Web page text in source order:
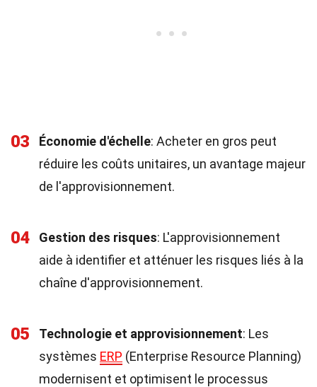
03 Économie d'échelle: Acheter en gros peut
réduire les coûts unitaires, un avantage majeur
de l'approvisionnement.
04 Gestion des risques: L'approvisionnement
aide à identifier et atténuer les risques liés à la
chaîne d'approvisionnement.
05 Technologie et approvisionnement: Les
systèmes ERP (Enterprise Resource Planning)
modernisent et optimisent le processus